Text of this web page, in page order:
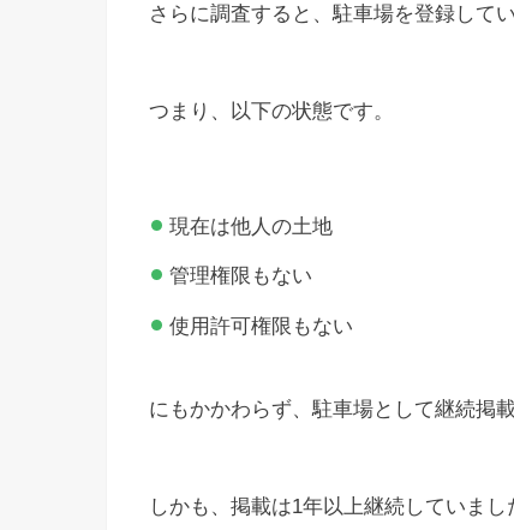
さらに調査すると、駐車場を登録して
つまり、以下の状態です。
現在は他人の土地
管理権限もない
使用許可権限もない
にもかかわらず、駐車場として継続掲
しかも、掲載は1年以上継続していまし